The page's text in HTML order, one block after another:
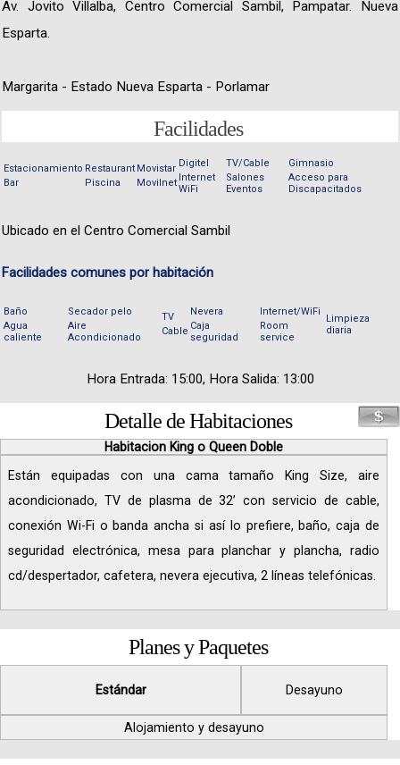
Av. Jovito Villalba, Centro Comercial Sambil, Pampatar. Nueva
Esparta.
Margarita - Estado Nueva Esparta - Porlamar
Facilidades
Estacionamiento
Bar
Restaurant
Piscina
Movistar
Movilnet
Digitel
Internet
WiFi
TV/Cable
Salones
Eventos
Gimnasio
Acceso para
Discapacitados
Ubicado en el Centro Comercial Sambil
Facilidades comunes por habitación
Baño
Agua
caliente
Secador pelo
Aire
Acondicionado
TV
Cable
Nevera
Caja
seguridad
Internet/WiFi
Room
service
Limpieza
diaria
Hora Entrada: 15:00, Hora Salida: 13:00
Detalle de Habitaciones
Habitacion King o Queen Doble
Están equipadas con una cama tamaño King Size, aire
acondicionado, TV de plasma de 32’ con servicio de cable,
conexión Wi-Fi o banda ancha si así lo prefiere, baño, caja de
seguridad electrónica, mesa para planchar y plancha, radio
cd/despertador, cafetera, nevera ejecutiva, 2 líneas telefónicas.
Planes y Paquetes
Estándar Desayuno
Alojamiento y desayuno